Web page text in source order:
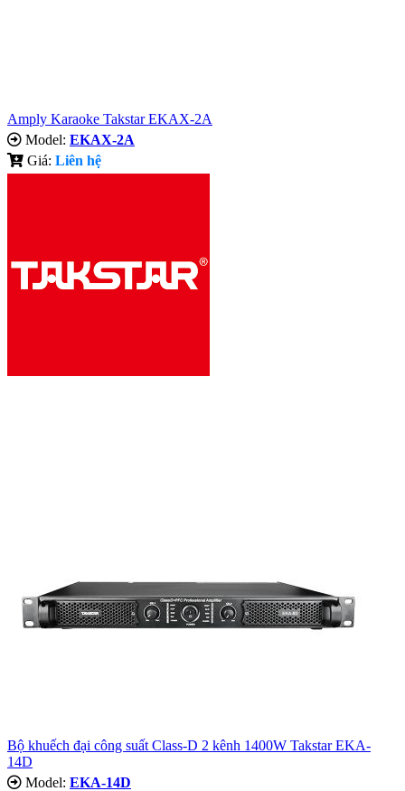
Amply Karaoke Takstar EKAX-2A
Model: EKAX-2A
Giá: Liên hệ
Bộ khuếch đại công suất Class-D 2 kênh 1400W Takstar EKA-
14D
Model: EKA-14D